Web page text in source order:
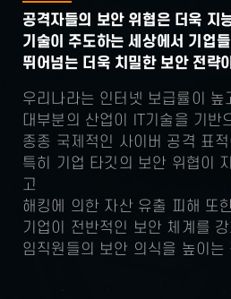
공격자들의 보안 위협은 더욱 지
기술이 주도하는 세상에서 기업
뛰어넘는 더욱 치밀한 보안 전략
우리나라는 인터넷 보급률이 높
대부분의 산업이 IT기술을 기반
종종 국제적인 사이버 공격 표
특히 기업 타깃의 보안 위협이
고
해킹에 의한 자산 유출 피해 또
기업이 전반적인 보안 체계를
임직원들의 보안 의식을 높이